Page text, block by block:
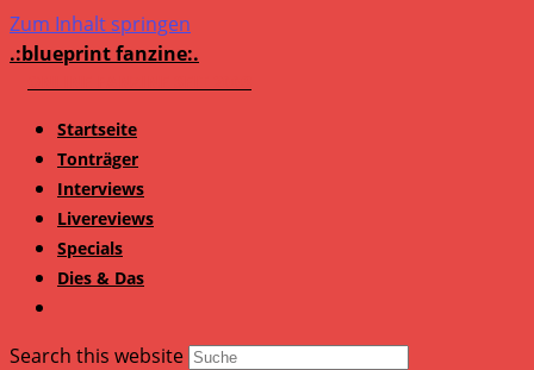
Zum Inhalt springen
.:blueprint fanzine:.
Startseite
Tonträger
Interviews
Livereviews
Specials
Dies & Das
Search this website